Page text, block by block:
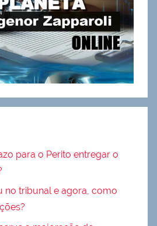
para o Perito entregar o
no tribunal e agora, como